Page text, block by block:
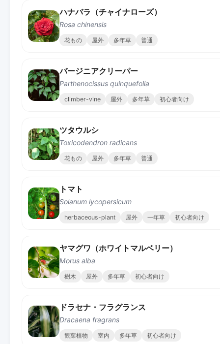
ハナバラ（チャイナローズ）
Rosa chinensis
花もの 屋外 多年草 普通
バージニアクリーパー
Parthenocissus quinquefolia
climber-vine 屋外 多年草 初心者向け
ツタウルシ
Toxicodendron radicans
花もの 屋外 多年草 普通
トマト
Solanum lycopersicum
herbaceous-plant 屋外 一年草 初心者向け
ヤマグワ（ホワイトマルベリー）
Morus alba
樹木 屋外 多年草 初心者向け
ドラセナ・フラグランス
Dracaena fragrans
観葉植物 室内 多年草 初心者向け